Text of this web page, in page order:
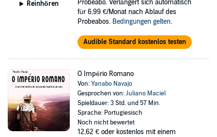
Reinhören
Probeabo. Verlängert sich automatisch
für 6,99 €/Monat nach Ablauf des
Probeabos. Bedingungen gelten.
Audible Standard kostenlos testen
O Império Romano
Von:Yanabo Navajo
Gesprochen von:Juliano Maciel
Spieldauer: 3 Std. und 57 Min.
Sprache: Portugiesisch
Noch nicht bewertet
12,62 € oder kostenlos mit einem